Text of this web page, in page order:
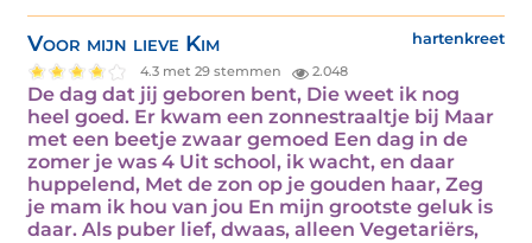
Voor mijn lieve Kim hartenkreet
4.3 met 29 stemmen 2.048
De dag dat jij geboren bent, Die weet ik nog
heel goed. Er kwam een zonnestraaltje bij Maar
met een beetje zwaar gemoed Een dag in de
zomer je was 4 Uit school, ik wacht, en daar
huppelend, Met de zon op je gouden haar, Zeg
je mam ik hou van jou En mijn grootste geluk is
daar. Als puber lief, dwaas, alleen Vegetariërs,